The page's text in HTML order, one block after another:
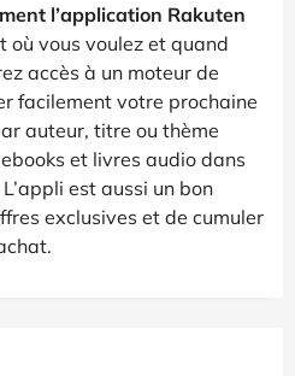
l’application Rakuten
où vous voulez et quand
accès à un moteur de
facilement votre prochaine
auteur, titre ou thème
et livres audio dans
est aussi un bon
exclusives et de cumuler